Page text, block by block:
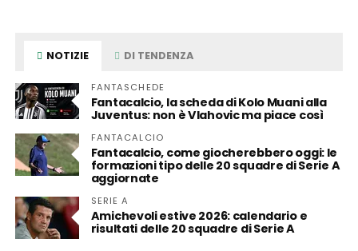
NOTIZIE DI TENDENZA
FANTASCHEDE
Fantacalcio, la scheda di Kolo Muani alla
Juventus: non è Vlahovic ma piace così
FANTACALCIO
Fantacalcio, come giocherebbero oggi: le
formazioni tipo delle 20 squadre di Serie A
aggiornate
SERIE A
Amichevoli estive 2026: calendario e
risultati delle 20 squadre di Serie A